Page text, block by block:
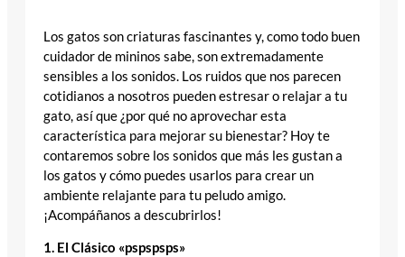
Los gatos son criaturas fascinantes y, como todo buen
cuidador de mininos sabe, son extremadamente
sensibles a los sonidos. Los ruidos que nos parecen
cotidianos a nosotros pueden estresar o relajar a tu
gato, así que ¿por qué no aprovechar esta
característica para mejorar su bienestar? Hoy te
contaremos sobre los sonidos que más les gustan a
los gatos y cómo puedes usarlos para crear un
ambiente relajante para tu peludo amigo.
¡Acompáñanos a descubrirlos!
1. El Clásico «pspspsps»